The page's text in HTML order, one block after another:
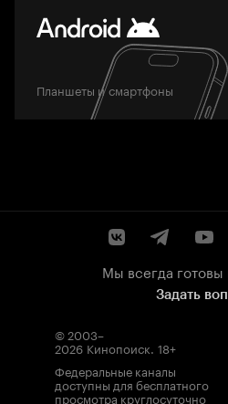
Планшеты и смартфоны
Мы всегда
Задать
© 2003–
2026 Кинопоиск. 18+
Федеральные каналы
доступны для бесплатного
просмотра круглосуточно